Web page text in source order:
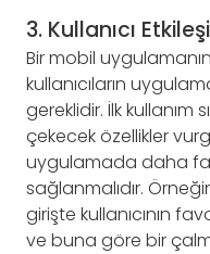
3. Kullanıcı
Bir mobil
kullanıcıların
gereklidir. İlk kullanım
çekecek özellikler
uygulamada daha
sağlanmalıdır.
girişte kullanıcının
ve buna göre bir